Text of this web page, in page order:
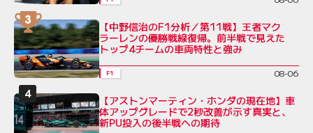
【中野信治のF1分析／第11戦】王者マク
ラーレンの優勝戦線復帰。前半戦で見えた
トップ4チームの車両特性と強み
F1 08-06
【アストンマーティン・ホンダの現在地】車
体アップグレードで2秒改善が示す真実と、
新PU投入の後半戦への期待